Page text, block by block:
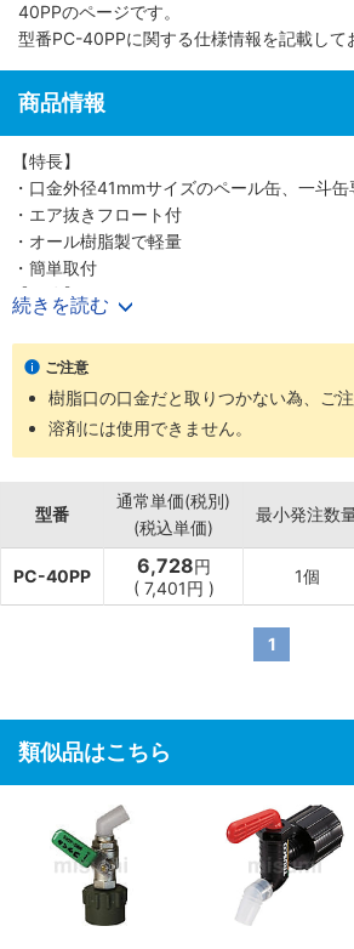
40PPのページです。
型番PC-40PPに関する仕様情報を記載して
商品情報
【特長】
・口金外径41mmサイズのペール缶、一斗缶
・エア抜きフロート付
・オール樹脂製で軽量
・簡単取付
【用途】
・ペール缶・一斗缶から液体を小分けする際
続きを読む
ご注意
樹脂口の口金だと取りつかない為、ご注
溶剤には使用できません。
型番
通常単価(税別)
(税込単価)
最小発注数
PC-40PP 6,728円
( 7,401円 )
1個
1
類似品はこちら